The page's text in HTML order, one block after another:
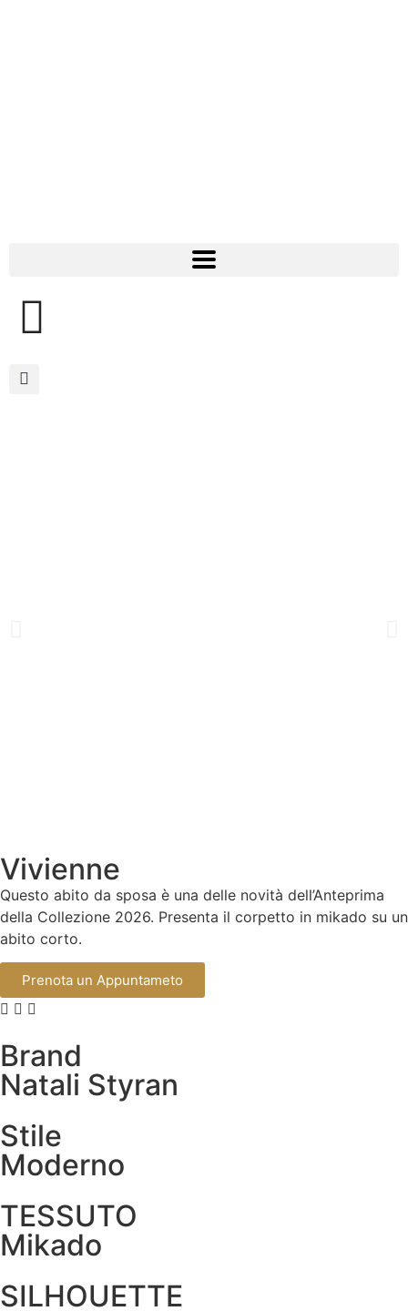
Vivienne
Questo abito da sposa è una delle novità dell’Anteprima
della Collezione 2026. Presenta il corpetto in mikado su un
abito corto.
Prenota un Appuntameto
Brand
Natali Styran
Stile
Moderno
TESSUTO
Mikado
SILHOUETTE